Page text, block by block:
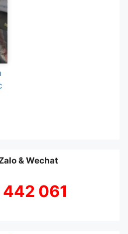
& Wechat
061